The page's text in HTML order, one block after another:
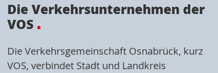
Die Verkehrsunternehmen der
VOS
Die Verkehrsgemeinschaft Osnabrück, kurz
VOS, verbindet Stadt und Landkreis